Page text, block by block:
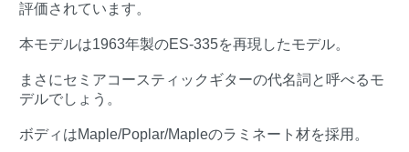
評価されています。
本モデルは1963年製のES-335を再現したモデル。
まさにセミアコースティックギターの代名詞と呼べるモ
デルでしょう。
ボディはMaple/Poplar/Mapleのラミネート材を採用。